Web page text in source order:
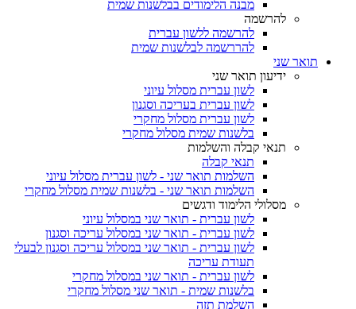
מבנה הלימודים בבלשנות שמית
להרשמה
להרשמה ללשון עברית
להררשמה לבלשנות שמית
תואר שני
ידיעון תואר שני
לשון עברית מסלול עיוני
לשון עברית בעריכה וסגנון
לשון עברית מסלול מחקרי
בלשנות שמית מסלול מחקרי
תנאי קבלה והשלמות
תנאי קבלה
השלמות תואר שני - לשון עברית מסלול עיוני
השלמות תואר שני - בלשנות שמית מסלול מחקרי
מסלולי הלימוד ודגשים
לשון עברית - תואר שני במסלול עיוני
לשון עברית - תואר שני במסלול עריכה וסגנון
לשון עברית - תואר שני במסלול עריכה וסגנון לבעלי
תעודת עריכה
לשון עברית - תואר שני במסלול מחקרי
בלשנות שמית - תואר שני מסלול מחקרי
השלמת תזה